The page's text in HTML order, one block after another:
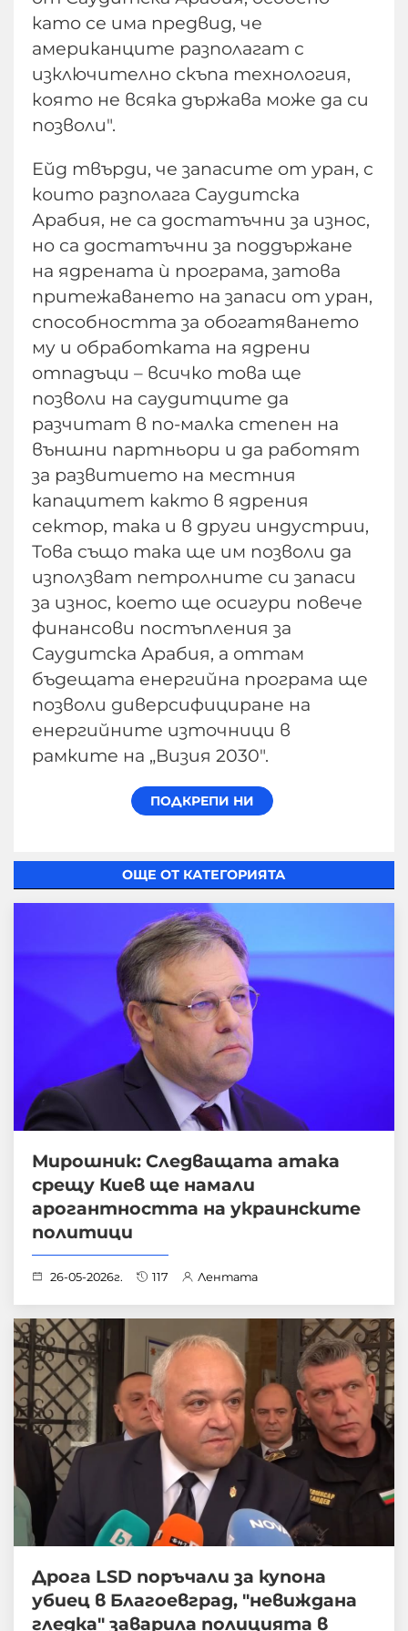
като се има предвид, че
американците разполагат с
изключително скъпа технология,
която не всяка държава може да си
позволи".
Ейд твърди, че запасите от уран, с
които разполага Саудитска
Арабия, не са достатъчни за износ,
но са достатъчни за поддържане
на ядрената ѝ програма, затова
притежаването на запаси от уран,
способността за обогатяването
му и обработката на ядрени
отпадъци – всичко това ще
позволи на саудитците да
разчитат в по-малка степен на
външни партньори и да работят
за развитието на местния
капацитет както в ядрения
сектор, така и в други индустрии,
Това също така ще им позволи да
използват петролните си запаси
за износ, което ще осигури повече
финансови постъпления за
Саудитска Арабия, а оттам
бъдещата енергийна програма ще
позволи диверсифициране на
енергийните източници в
рамките на „Визия 2030".
ОЩЕ ОТ КАТЕГОРИЯТА
Мирошник: Следващата атака
срещу Киев ще намали
арогантността на украинските
политици
26-05-2026г. 117 Лентата
Дрога LSD поръчали за купона
убиец в Благоевград, "невиждана
гледка" заварила полицията в